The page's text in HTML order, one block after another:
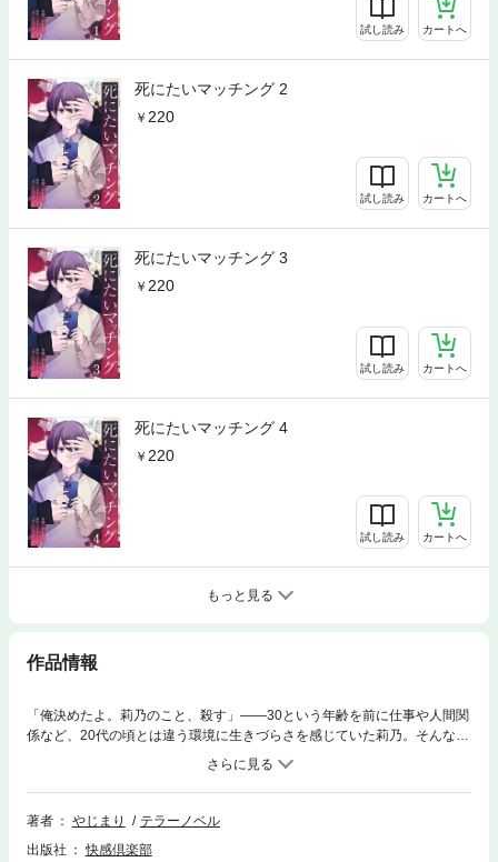
試し読み カートへ
死にたいマッチング 2
220
試し読み カートへ
死にたいマッチング 3
220
試し読み カートへ
死にたいマッチング 4
220
試し読み カートへ
もっと見る
作品情報
「俺決めたよ。莉乃のこと、殺す」――30という年齢を前に仕事や人間関
係など、20代の頃とは違う環境に生きづらさを感じていた莉乃。そんな
時、親友のあずみから殺したい人と殺されたい人を繋ぐアプリ『死にたい
マッチング』を紹介される。その怪しさにあまり乗り気でなかった莉乃だ
ったが、とある人物とマッチングしてしまい…!?※この作品は原作「死に
たいマッチング」をコミカライズしています。
著者 やじまり
テラーノベル
出版社
快感倶楽部